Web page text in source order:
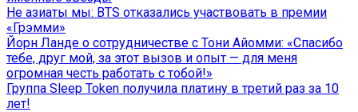
Не азиаты мы: BTS отказались участвовать в премии
«Грэмми»
Йорн Ланде о сотрудничестве с Тони Айомми: «Спасибо
тебе, друг мой, за этот вызов и опыт — для меня
огромная честь работать с тобой!»
Группа Sleep Token получила платину в третий раз за 10
лет!